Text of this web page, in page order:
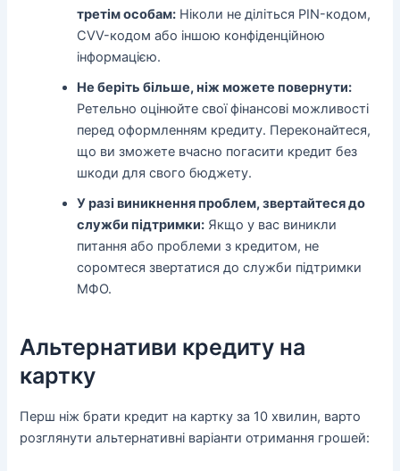
третім особам: Ніколи не діліться PIN-кодом,
CVV-кодом або іншою конфіденційною
інформацією.
Не беріть більше, ніж можете повернути:
Ретельно оцінюйте свої фінансові можливості
перед оформленням кредиту. Переконайтеся,
що ви зможете вчасно погасити кредит без
шкоди для свого бюджету.
У разі виникнення проблем, звертайтеся до
служби підтримки: Якщо у вас виникли
питання або проблеми з кредитом, не
соромтеся звертатися до служби підтримки
МФО.
Альтернативи кредиту на
картку
Перш ніж брати кредит на картку за 10 хвилин, варто
розглянути альтернативні варіанти отримання грошей: